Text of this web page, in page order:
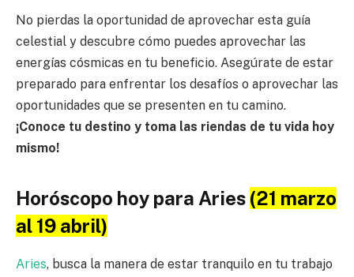
No pierdas la oportunidad de aprovechar esta guía
celestial y descubre cómo puedes aprovechar las
energías cósmicas en tu beneficio. Asegúrate de estar
preparado para enfrentar los desafíos o aprovechar las
oportunidades que se presenten en tu camino.
¡Conoce tu destino y toma las riendas de tu vida hoy
mismo!
Horóscopo hoy para Aries (21 marzo
al 19 abril)
Aries, busca la manera de estar tranquilo en tu trabajo